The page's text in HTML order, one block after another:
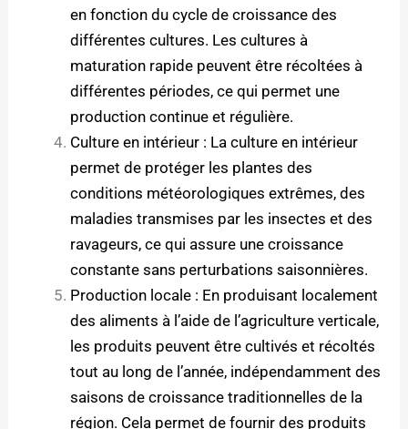
en fonction du cycle de croissance des
différentes cultures. Les cultures à
maturation rapide peuvent être récoltées à
différentes périodes, ce qui permet une
production continue et régulière.
Culture en intérieur : La culture en intérieur
permet de protéger les plantes des
conditions météorologiques extrêmes, des
maladies transmises par les insectes et des
ravageurs, ce qui assure une croissance
constante sans perturbations saisonnières.
Production locale : En produisant localement
des aliments à l’aide de l’agriculture verticale,
les produits peuvent être cultivés et récoltés
tout au long de l’année, indépendamment des
saisons de croissance traditionnelles de la
région. Cela permet de fournir des produits